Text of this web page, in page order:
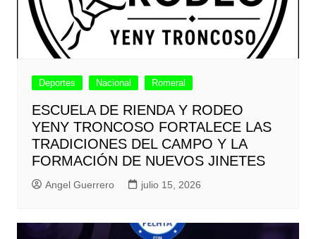
Deportes Nacional Romeral
ESCUELA DE RIENDA Y RODEO
YENY TRONCOSO FORTALECE LAS
TRADICIONES DEL CAMPO Y LA
FORMACIÓN DE NUEVOS JINETES
Angel Guerrero julio 15, 2026